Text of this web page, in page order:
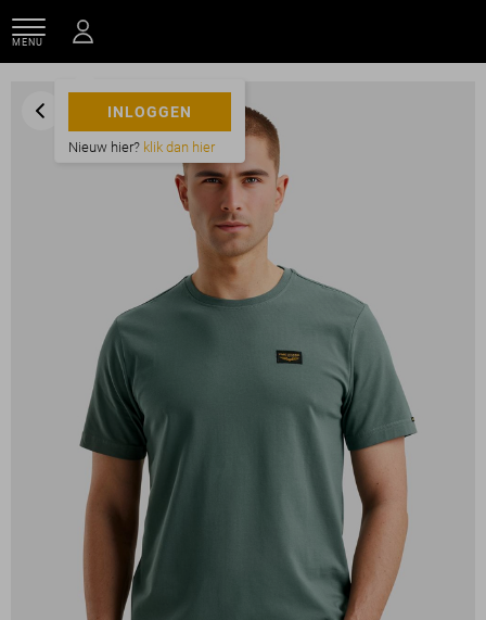
MENU
INLOGGEN
Nieuw hier? klik dan hier